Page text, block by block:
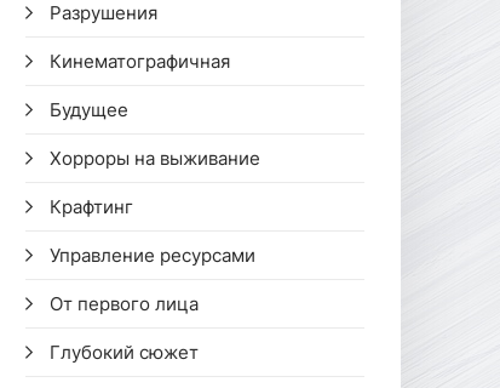
Разрушения
Кинематографичная
Будущее
Хорроры на выживание
Крафтинг
Управление ресурсами
От первого лица
Глубокий сюжет